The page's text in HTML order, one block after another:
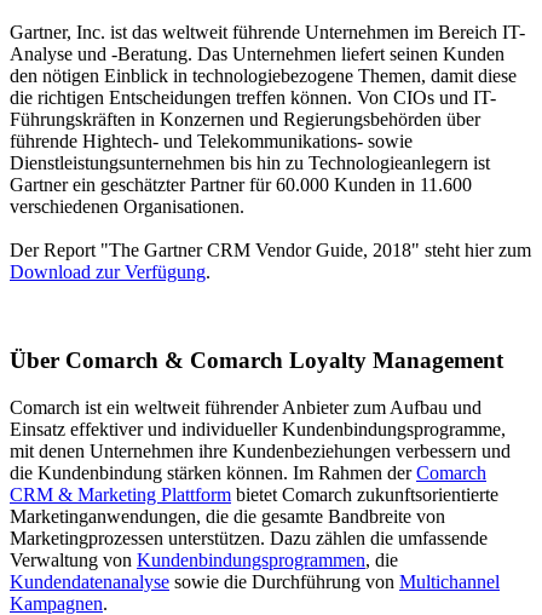
Gartner, Inc. ist das weltweit führende Unternehmen im Bereich IT-
Analyse und -Beratung. Das Unternehmen liefert seinen Kunden
den nötigen Einblick in technologiebezogene Themen, damit diese
die richtigen Entscheidungen treffen können. Von CIOs und IT-
Führungskräften in Konzernen und Regierungsbehörden über
führende Hightech- und Telekommunikations- sowie
Dienstleistungsunternehmen bis hin zu Technologieanlegern ist
Gartner ein geschätzter Partner für 60.000 Kunden in 11.600
verschiedenen Organisationen.
Der Report "The Gartner CRM Vendor Guide, 2018" steht hier zum
Download zur Verfügung.
Über Comarch & Comarch Loyalty Management
Comarch ist ein weltweit führender Anbieter zum Aufbau und
Einsatz effektiver und individueller Kundenbindungsprogramme,
mit denen Unternehmen ihre Kundenbeziehungen verbessern und
die Kundenbindung stärken können. Im Rahmen derComarch
CRM & Marketing Plattform bietet Comarch zukunftsorientierte
Marketinganwendungen, die die gesamte Bandbreite von
Marketingprozessen unterstützen. Dazu zählen die umfassende
Verwaltung von Kundenbindungsprogrammen, die
Kundendatenanalyse sowie die Durchführung von Multichannel
Kampagnen.